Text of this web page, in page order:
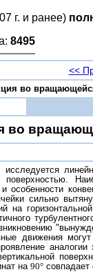
г. и ранее)
8495
<<
во
во
исследуется
поверхностью.
и особенности
сильно
на
движения
на90°